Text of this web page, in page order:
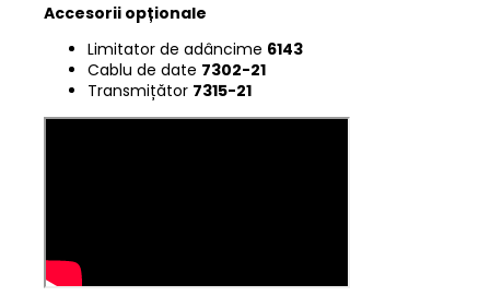
Accesorii opționale
Limitator de adâncime 6143
Cablu de date 7302-21
Transmițător 7315-21